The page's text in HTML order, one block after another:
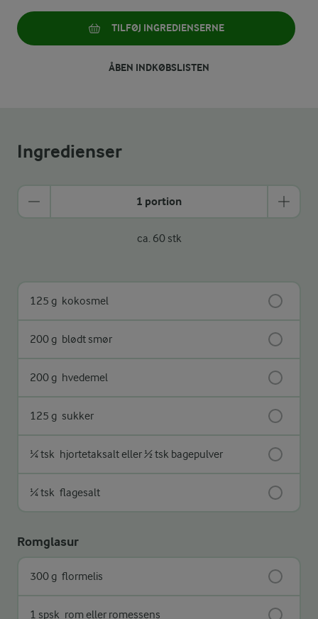
TILFØJ INGREDIENSERNE
ÅBEN INDKØBSLISTEN
Ingredienser
1 portion
ca. 60 stk
125 g kokosmel
200 g blødt smør
200 g hvedemel
125 g sukker
¼ tsk hjortetaksalt eller ½ tsk bagepulver
¼ tsk flagesalt
Romglasur
300 g flormelis
1 spsk rom eller romessens